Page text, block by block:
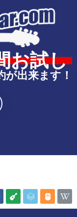
お試し
が出来ます！